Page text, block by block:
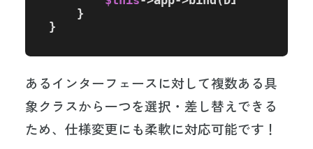
    }
}
あるインターフェースに対して複数ある具
象クラスから一つを選択・差し替えできる
ため、仕様変更にも柔軟に対応可能です！